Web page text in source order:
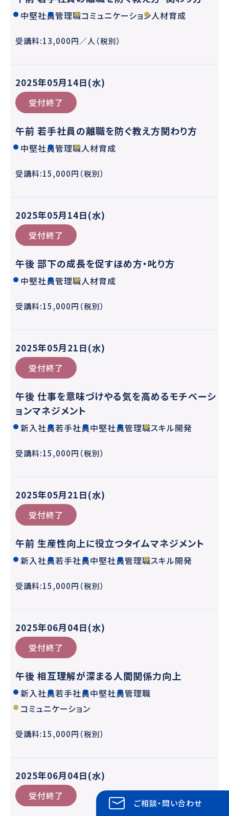
中堅社員管理職コミュニケーション人材育成
受講料:13,000円／人（税別）
2025年05月14日(水)
受付終了
午前 若手社員の離職を防ぐ教え方関わり方
中堅社員管理職人材育成
受講料:15,000円（税別）
2025年05月14日(水)
受付終了
午後 部下の成長を促すほめ方・叱り方
中堅社員管理職人材育成
受講料:15,000円（税別）
2025年05月21日(水)
受付終了
午後 仕事を意味づけやる気を高めるモチベーシ
ョンマネジメント
新入社員若手社員中堅社員管理職スキル開発
受講料:15,000円（税別）
2025年05月21日(水)
受付終了
午前 生産性向上に役立つタイムマネジメント
新入社員若手社員中堅社員管理職スキル開発
受講料:15,000円（税別）
2025年06月04日(水)
受付終了
午後 相互理解が深まる人間関係力向上
新入社員若手社員中堅社員管理職
コミュニケーション
受講料:15,000円（税別）
2025年06月04日(水)
受付終了
ご相談・問い合わせ